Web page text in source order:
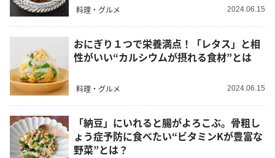
料理・グルメ 2024.06.15
おにぎり１つで栄養満点！「レタス」と相
性がいい“カルシウムが摂れる食材”とは
料理・グルメ 2024.06.15
「納豆」にいれると腸がよろこぶ。骨粗し
ょう症予防に食べたい“ビタミンKが豊富な
野菜”とは？